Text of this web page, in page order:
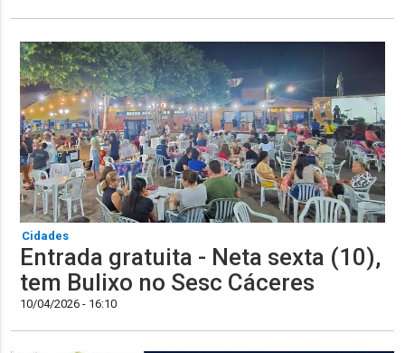
Cidades
Entrada gratuita - Neta sexta (10),
tem Bulixo no Sesc Cáceres
10/04/2026 - 16:10